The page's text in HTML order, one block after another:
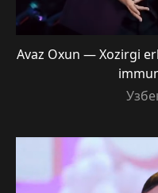
Avaz Oxun — Xozirgi